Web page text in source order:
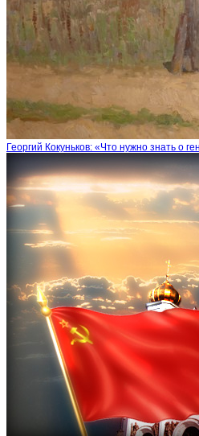
Георгий Кокуньков: «Что нужно знать о